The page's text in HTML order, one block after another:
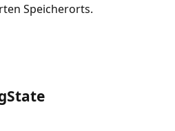
Speicherorts.
State